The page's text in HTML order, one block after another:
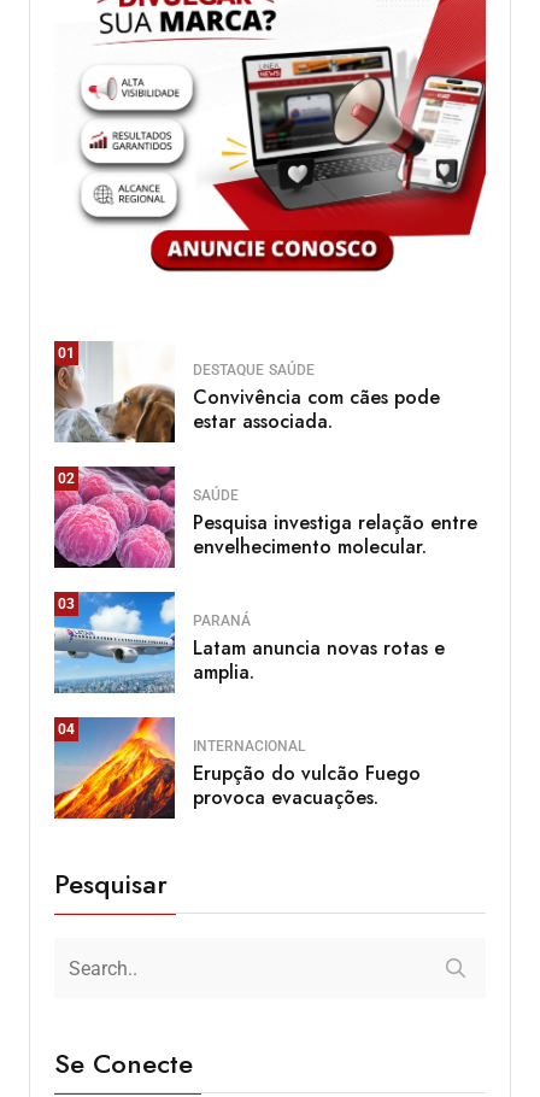
01
DESTAQUE SAÚDE
Convivência com cães pode
estar associada.
02
SAÚDE
Pesquisa investiga relação entre
envelhecimento molecular.
03
PARANÁ
Latam anuncia novas rotas e
amplia.
04
INTERNACIONAL
Erupção do vulcão Fuego
provoca evacuações.
Pesquisar
Se Conecte